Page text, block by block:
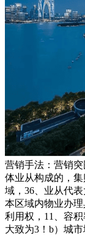
营销手法：营销
体业从构成的，
域，36、业从代
本区域内物业办
利用权，11、容
大致为3！b）城